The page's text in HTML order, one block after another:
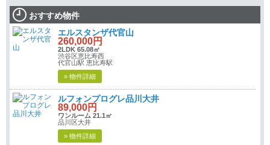
おすすめ物件
エルスタンザ代官山
260,000円
2LDK 65.08㎡
渋谷区恵比寿西
代官山駅 恵比寿駅
» 物件詳細
ルフォンプログレ品川大井
89,000円
ワンルーム 21.1㎡
品川区大井
» 物件詳細